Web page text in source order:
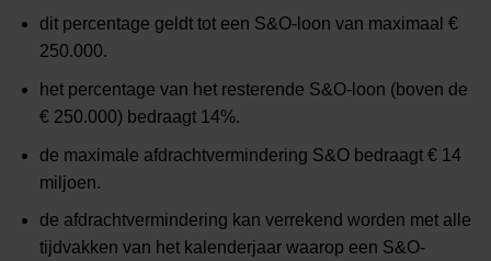
dit percentage geldt tot een S&O-loon van maximaal €
250.000.
het percentage van het resterende S&O-loon (boven de
€ 250.000) bedraagt 14%.
de maximale afdrachtvermindering S&O bedraagt € 14
miljoen.
de afdrachtvermindering kan verrekend worden met alle
tijdvakken van het kalenderjaar waarop een S&O-